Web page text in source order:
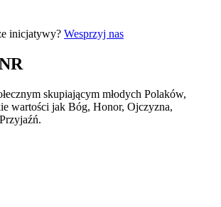
inicjatywy? Wesprzyj nas
skupiającym młodych Polaków,
wartości jak Bóg, Honor, Ojczyzna,